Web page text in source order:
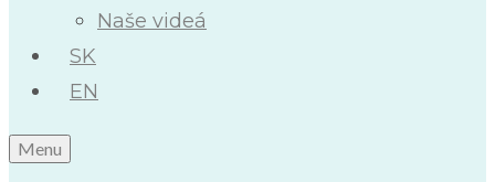
Naše videá
SK
EN
Menu